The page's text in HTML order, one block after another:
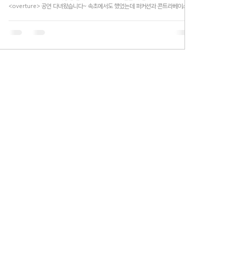
<overture> 공연 다녀왔습니다~ 속초에서도 했었는데 퍼커션과 콘트라베이스를